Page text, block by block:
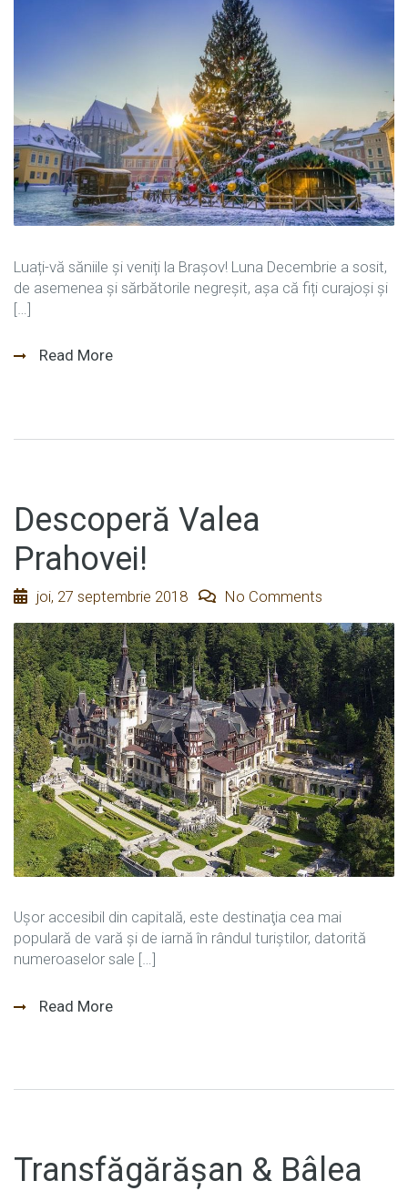
Luați-vă săniile și veniți la Brașov! Luna Decembrie a sosit,
de asemenea și sărbătorile negreșit, așa că fiți curajoși și
[…]
Read More
Descoperă Valea
Prahovei!
joi, 27 septembrie 2018 No Comments
Uşor accesibil din capitală, este destinaţia cea mai
populară de vară şi de iarnă în rândul turiștilor, datorită
numeroaselor sale […]
Read More
Transfăgărășan & Bâlea